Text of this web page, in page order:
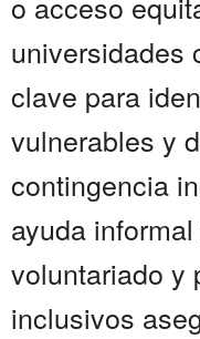
universidades
clave para
vulnerables y
contingencia
ayuda
voluntariado y
inclusivos